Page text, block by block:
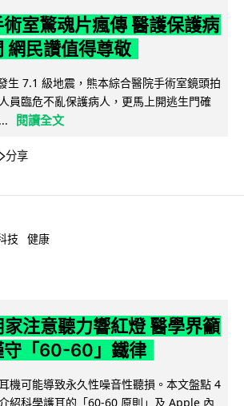
室驚魂片瘋傳 醫護保護病
網民讚值得尊敬
生 7.1 級地震，熊本綜合醫院手術室鏡頭拍
員臨危不亂保護病人，更馬上開逃生門確
閱讀全文
分享
技 健康
注意聽力響紅燈 醫學界籲
守「60-60」鐵律
機可能導致永久性噪音性聽損。本文盤點 4
紹科學護耳的「60-60 原則」及 Apple 內